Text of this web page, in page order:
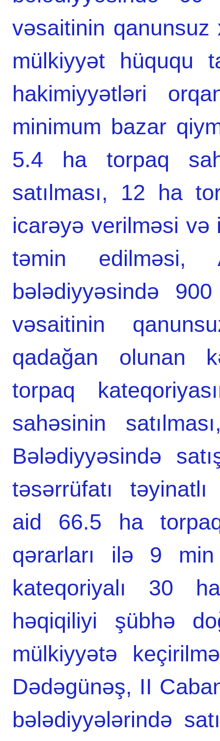
vəsaitinin qanunsuz
mülkiyyət hüququ
hakimiyyətləri
minimum bazar
5.4 ha torpaq
satılması, 12 ha
icarəyə verilməsi və
təmin edilməsi,
bələdiyyəsində
vəsaitinin
qadağan olunan
torpaq
sahəsinin
Bələdiyyəsində
təsərrüfatı
aid 66.5 ha
qərarları ilə 9 min
kateqoriyalı 30
həqiqiliyi şübhə
mülkiyyətə
Dədəgünəş, II
bələdiyyələrində